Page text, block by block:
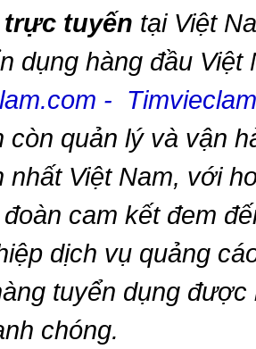
tuyến tại Việt
dụng hàng đầu Việt
-
còn quản lý và vận
nhất Việt Nam, với
cam kết đem
dịch vụ quảng
tuyển dụng
chóng.